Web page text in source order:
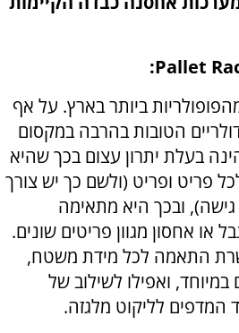
Pallet
:
ביותר בארץ. על אף
הטובות בהרבה במקסום
בעלת יתרון עצום בכך שהיא
פריט ופריט (ולשם כך יש צורך
ובכך היא מתאימה
או אחסון מגוון פריטים שונים.
התאמה לכל מידת משטח,
במיוחד, ואפילו לשילוב של
המדפים לליקוט מלגזה.